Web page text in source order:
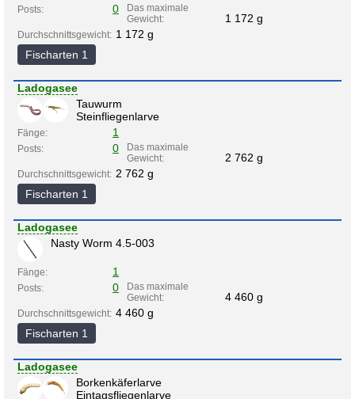
Posts: 0
Das maximale
Gewicht:
1 172 g
Durchschnittsgewicht: 1 172 g
Fischarten 1
Ladogasee
Tauwurm
Steinfliegenlarve
Fänge: 1
Posts: 0
Das maximale
Gewicht:
2 762 g
Durchschnittsgewicht: 2 762 g
Fischarten 1
Ladogasee
Nasty Worm 4.5-003
Fänge: 1
Posts: 0
Das maximale
Gewicht:
4 460 g
Durchschnittsgewicht: 4 460 g
Fischarten 1
Ladogasee
Borkenkäferlarve
Eintagsfliegenlarve